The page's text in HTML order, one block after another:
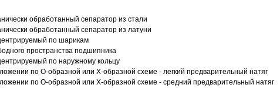
обработанный сепаратор из стали
обработанный сепаратор из латуни
по шарикам
пространства подшипника
по наружному кольцу
по О-образной или Х-образной схеме - легкий предварительный натяг
по О-образной или Х-образной схеме - средний предварительный натяг